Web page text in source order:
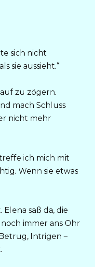
sich nicht
sie aussieht.“
zu zögern.
mach Schluss
nicht mehr
ich mich mit
Wenn sie etwas
saß da, die
immer ans Ohr
Intrigen –